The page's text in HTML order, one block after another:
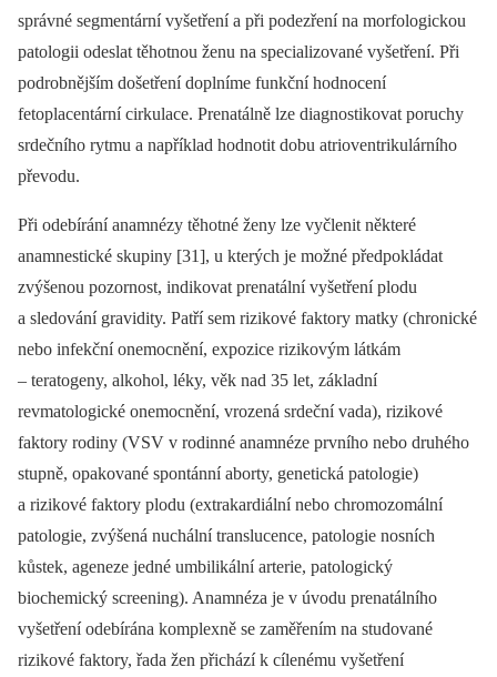
správné segmentární vyšetření a při podezření na morfologickou
patologii odeslat těhotnou ženu na specializované vyšetření. Při
podrobnějším došetření doplníme funkční hodnocení
fetoplacentární cirkulace. Prenatálně lze diagnostikovat poruchy
srdečního rytmu a například hodnotit dobu atrioventrikulárního
převodu.
Při odebírání anamnézy těhotné ženy lze vyčlenit některé
anamnestické skupiny [31], u kterých je možné předpokládat
zvýšenou pozornost, indikovat prenatální vyšetření plodu
a sledování gravidity. Patří sem rizikové faktory matky (chronické
nebo infekční onemocnění, expozice rizikovým látkám
–⁠ teratogeny, alkohol, léky, věk nad 35 let, základní
revmatologické onemocnění, vrozená srdeční vada), rizikové
faktory rodiny (VSV v rodinné anamnéze prvního nebo druhého
stupně, opakované spontánní aborty, genetická patologie)
a rizikové faktory plodu (extrakardiální nebo chromozomální
patologie, zvýšená nuchální translucence, patologie nosních
kůstek, ageneze jedné umbilikální arterie, patologický
biochemický screening). Anamnéza je v úvodu prenatálního
vyšetření odebírána komplexně se zaměřením na studované
rizikové faktory, řada žen přichází k cílenému vyšetření